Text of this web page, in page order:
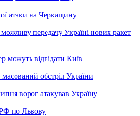
атаки на Черкащину
передачу Україні нових ракет
можуть відвідати Київ
обстріл України
ворог атакував Україну
по Львову